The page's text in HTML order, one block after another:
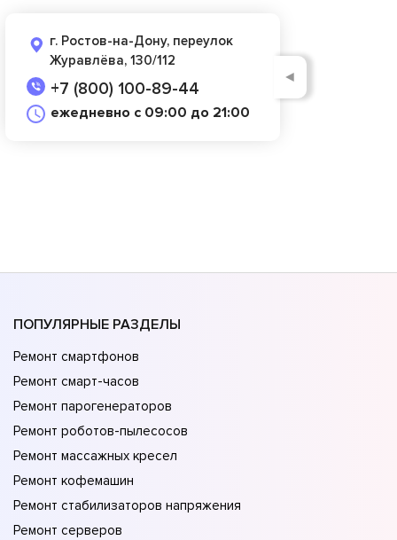
г. Ростов-на-Дону, переулок
Журавлёва, 130/112
+7 (800) 100-89-44
ежедневно с 09:00 до 21:00
◄
ПОПУЛЯРНЫЕ РАЗДЕЛЫ
Ремонт смартфонов
Ремонт смарт-часов
Ремонт парогенераторов
Ремонт роботов-пылесосов
Ремонт массажных кресел
Ремонт кофемашин
Ремонт стабилизаторов напряжения
Ремонт серверов